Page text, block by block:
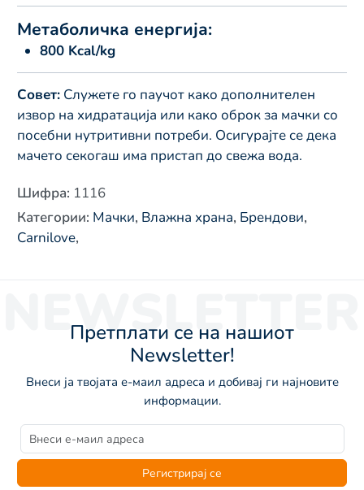
Метаболичка енергија:
800 Kcal/kg
Совет: Служете го паучот како дополнителен
извор на хидратација или како оброк за мачки со
посебни нутритивни потреби. Осигурајте се дека
мачето секогаш има пристап до свежа вода.
Шифра: 1116
Категории: Мачки, Влажна храна, Брендови,
Carnilove,
NEWSLETTER
Претплати се на нашиот
Newsletter!
Внеси ја твојата е-маил адреса и добивај ги најновите
информации.
Регистрирај се